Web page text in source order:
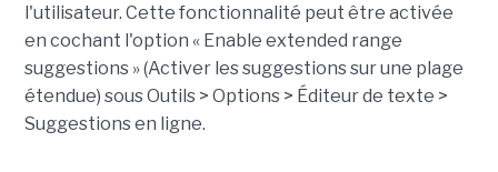
l'utilisateur. Cette fonctionnalité peut être activée
en cochant l'option « Enable extended range
suggestions » (Activer les suggestions sur une plage
étendue) sous Outils > Options > Éditeur de texte >
Suggestions en ligne.